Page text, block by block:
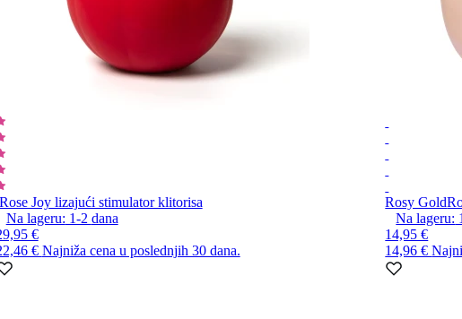
Rose Joy lizajući stimulator klitorisa
Na lageru: 1-2 dana
€
€ Najniža cena u poslednjih 30 dana.
Rosy Gold
Na lageru:
14,95 €
14,96 €